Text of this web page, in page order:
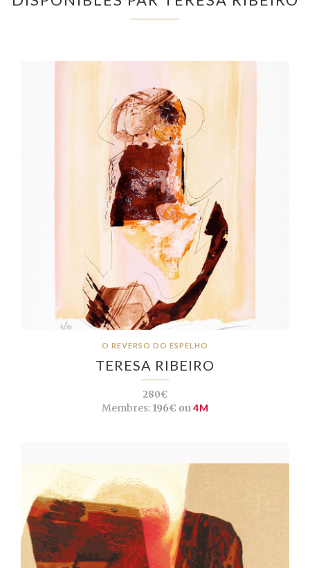
O REVERSO DO ESPELHO
TERESA RIBEIRO
280€
Membres:196€ ou4M